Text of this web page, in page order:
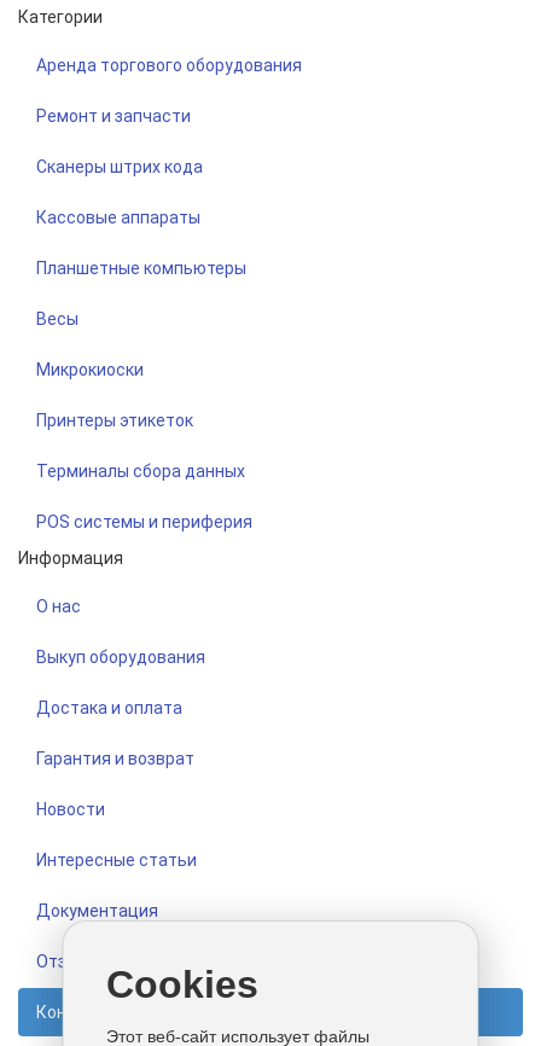
Категории
Аренда торгового оборудования
Ремонт и запчасти
Сканеры штрих кода
Кассовые аппараты
Планшетные компьютеры
Весы
Микрокиоски
Принтеры этикеток
Терминалы сбора данных
POS системы и периферия
Информация
О нас
Выкуп оборудования
Достака и оплата
Гарантия и возврат
Новости
Интересные статьи
Документация
Отзывы
Контакты
Cookies
Этот веб-сайт использует файлы